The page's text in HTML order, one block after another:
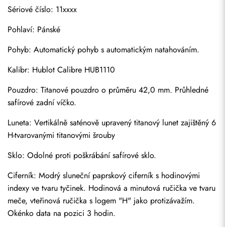
Sériové číslo: 11xxxx
Pohlaví: Pánské
Pohyb: Automatický pohyb s automatickým natahováním.
Kalibr: Hublot Calibre HUB1110
Pouzdro: Titanové pouzdro o průměru 42,0 mm. Průhledné
safírové zadní víčko.
Luneta: Vertikálně saténově upravený titanový lunet zajištěný 6
H-tvarovanými titanovými šrouby
Sklo: Odolné proti poškrábání safírové sklo.
Ciferník: Modrý sluneční paprskový ciferník s hodinovými
indexy ve tvaru tyčinek. Hodinová a minutová ručička ve tvaru
meče, vteřinová ručička s logem "H" jako protizávažím.
Okénko data na pozici 3 hodin.